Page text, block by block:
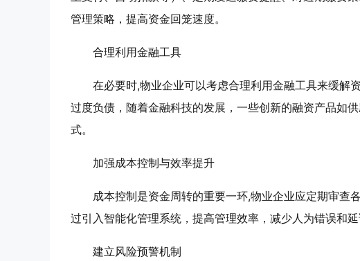
管理策略，提高资金回笼速度。
合理利用金融工具
在必要时,物业企业可以考虑合理利用金融工具来缓解
过度负债，随着金融科技的发展，一些创新的融资产品如
式。
加强成本控制与效率提升
成本控制是资金周转的重要一环,物业企业应定期审查
过引入智能化管理系统，提高管理效率，减少人为错误和
建立风险预警机制